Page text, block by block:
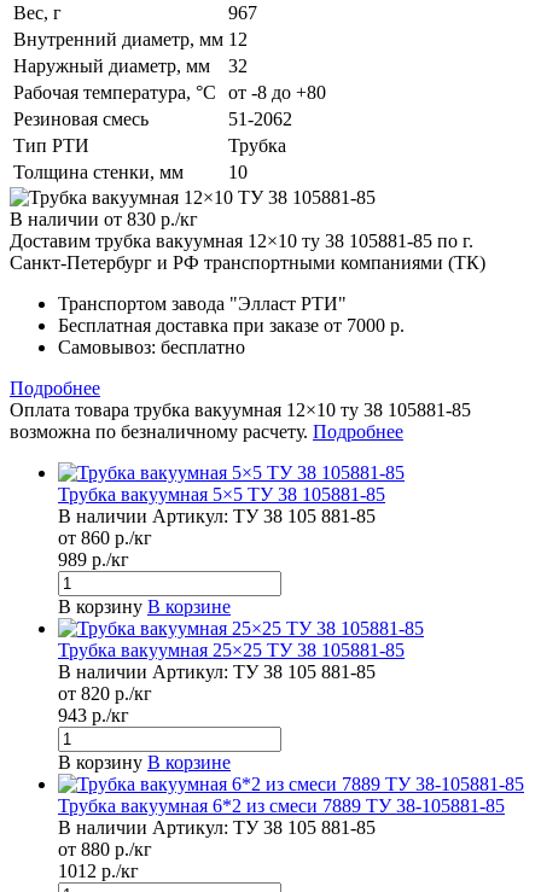
Вес, г
967
Внутренний диаметр, мм 12
Наружный диаметр, мм
32
Рабочая температура, °C
от -8 до +80
Резиновая смесь
51-2062
Тип РТИ
Трубка
Толщина стенки, мм
10
В наличии от 830 р./кг
Доставим трубка вакуумная 12×10 ту 38 105881-85 по г.
Санкт-Петербург и РФ транспортными компаниями (ТК)
Транспортом завода "Элласт РТИ"
Бесплатная доставка при заказе от 7000 р.
Самовывоз: бесплатно
Подробнее
Оплата товара трубка вакуумная 12×10 ту 38 105881-85
возможна по безналичному расчету. Подробнее
Трубка вакуумная 5×5 ТУ 38 105881-85
В наличии Артикул: ТУ 38 105 881-85
от 860 р./кг
989 р./кг
В корзину В корзине
Трубка вакуумная 25×25 ТУ 38 105881-85
В наличии Артикул: ТУ 38 105 881-85
от 820 р./кг
943 р./кг
В корзину В корзине
Трубка вакуумная 6*2 из смеси 7889 ТУ 38-105881-85
В наличии Артикул: ТУ 38 105 881-85
от 880 р./кг
1012 р./кг